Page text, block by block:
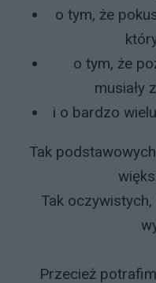
o tym, że
o tym, że
musiały
i o bardzo
Tak
Tak
Przecież